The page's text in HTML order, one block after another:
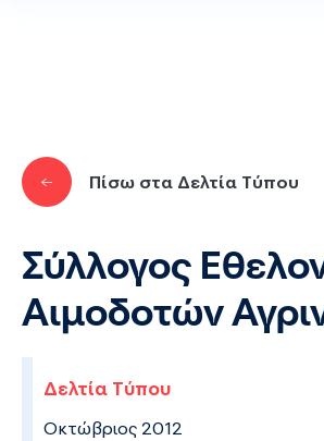
Πίσω στα Δελτία Τύπου
Σύλλογος
Αιμοδοτών
Δελτία Τύπου
Οκτώβριος 2012